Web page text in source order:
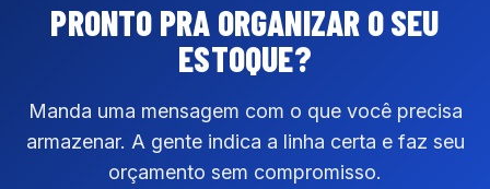
PRONTO PRA ORGANIZAR O SEU
ESTOQUE?
Manda uma mensagem com o que você precisa
armazenar. A gente indica a linha certa e faz seu
orçamento sem compromisso.